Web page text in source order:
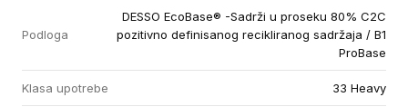
Podloga
DESSO EcoBase® -Sadrži u proseku 80% C2C
pozitivno definisanog recikliranog sadržaja / B1
ProBase
Klasa upotrebe 33 Heavy